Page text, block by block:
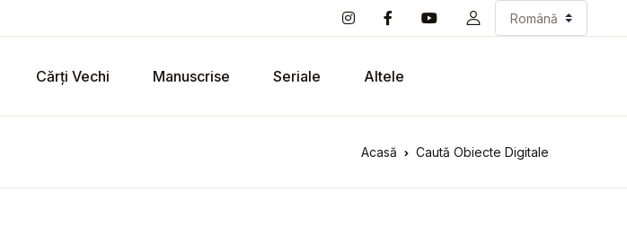
Cărți Vechi Manuscrise Seriale Altele
Acasă Caută Obiecte Digitale